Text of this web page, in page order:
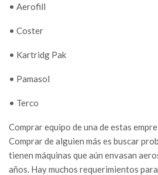
• Aerofill
• Coster
• Kartridg Pak
• Pamasol
• Terco
Comprar equipo de una de estas
Comprar de alguien más es buscar
tienen máquinas que aún envasan
años. Hay muchos requerimientos